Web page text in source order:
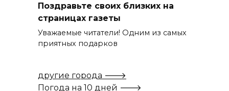
Поздравьте своих близких на
страницах газеты
Уважаемые читатели! Одним из самых
приятных подарков
другие города 🡒
Погода на 10 дней 🡒